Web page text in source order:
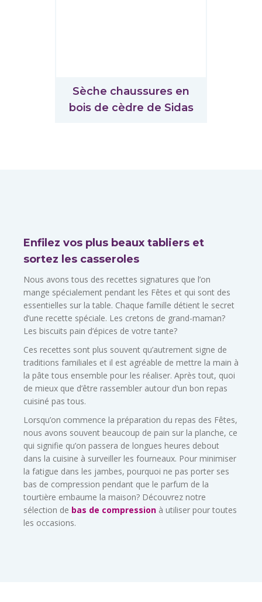
Sèche chaussures en
bois de cèdre de Sidas
Enfilez vos plus beaux tabliers et
sortez les casseroles
Nous avons tous des recettes signatures que l’on
mange spécialement pendant les Fêtes et qui sont des
essentielles sur la table. Chaque famille détient le secret
d’une recette spéciale. Les cretons de grand-maman?
Les biscuits pain d’épices de votre tante?
Ces recettes sont plus souvent qu’autrement signe de
traditions familiales et il est agréable de mettre la main à
la pâte tous ensemble pour les réaliser. Après tout, quoi
de mieux que d’être rassembler autour d’un bon repas
cuisiné pas tous.
Lorsqu’on commence la préparation du repas des Fêtes,
nous avons souvent beaucoup de pain sur la planche, ce
qui signifie qu’on passera de longues heures debout
dans la cuisine à surveiller les fourneaux. Pour minimiser
la fatigue dans les jambes, pourquoi ne pas porter ses
bas de compression pendant que le parfum de la
tourtière embaume la maison? Découvrez notre
sélection de bas de compression à utiliser pour toutes
les occasions.